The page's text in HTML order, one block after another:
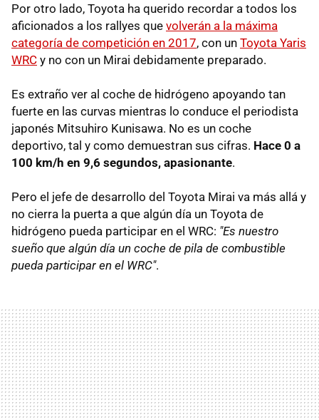
Por otro lado, Toyota ha querido recordar a todos los
aficionados a los rallyes que volverán a la máxima
categoría de competición en 2017, con un Toyota Yaris
WRC y no con un Mirai debidamente preparado.
Es extraño ver al coche de hidrógeno apoyando tan
fuerte en las curvas mientras lo conduce el periodista
japonés Mitsuhiro Kunisawa. No es un coche
deportivo, tal y como demuestran sus cifras. Hace 0 a
100 km/h en 9,6 segundos, apasionante.
Pero el jefe de desarrollo del Toyota Mirai va más allá y
no cierra la puerta a que algún día un Toyota de
hidrógeno pueda participar en el WRC: "Es nuestro
sueño que algún día un coche de pila de combustible
pueda participar en el WRC".